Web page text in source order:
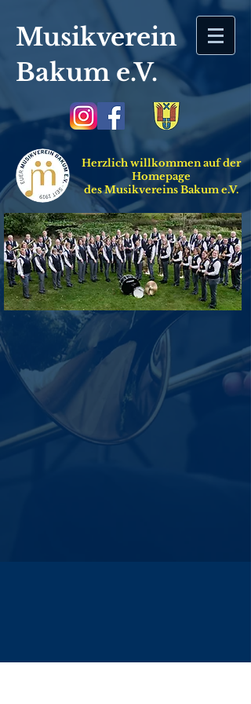
Musikverein
Bakum e.V.
Herzlich willkommen auf der
Homepage
des Musikvereins Bakum e.V.